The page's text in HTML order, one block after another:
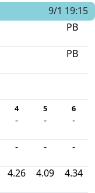
9/1 19:15
PB
PB
4 5 6
- - -
- - -
4.26 4.09 4.34